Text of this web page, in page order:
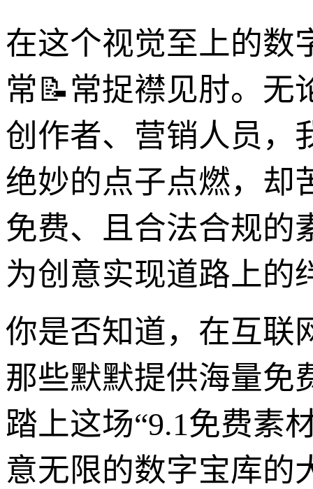
在这个视觉至上的数
常📝常捉襟见肘。无
创作者、营销人员，
绝妙的点子点燃，
免费、且合法合规的
为创意实现道路上的
你是否知道，在互
那些默默提供海量免
踏上这场“9.1免费素
意无限的数字宝库的